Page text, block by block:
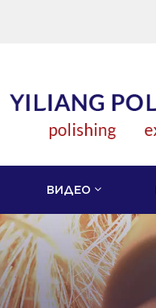
ВИДЕО